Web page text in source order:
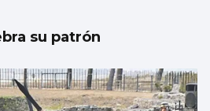
su patrón